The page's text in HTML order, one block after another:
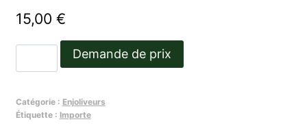
15,00 €
de
de
Demande de prix
Catégorie : Enjoliveurs
Étiquette : Importe